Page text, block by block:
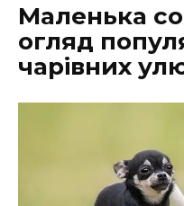
Маленька
огляд
чарівних